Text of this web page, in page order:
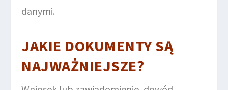
danymi.
JAKIE DOKUMENTY SĄ
NAJWAŻNIEJSZE?